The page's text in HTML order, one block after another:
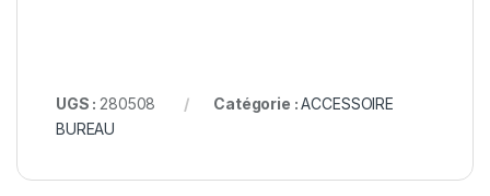
UGS : 280508 Catégorie :ACCESSOIRE
BUREAU